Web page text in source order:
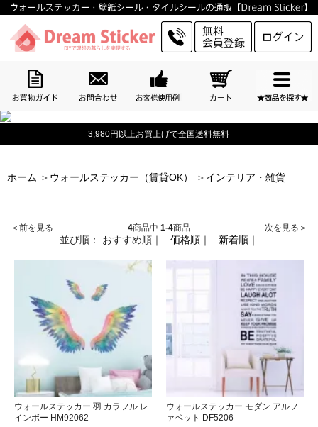
3,980円以上お買上げで全国送料無料
ホーム ＞ ウォールステッカー（賃貸OK） ＞ インテリア・雑貨
＜前を見る 4商品中 1-4商品 次を見る＞
並び順： おすすめ順 ｜ 価格順 ｜ 新着順 ｜
ウォールステッカー 羽 カラフル レ
インボー HM92062
ウォールステッカー モダン アルフ
ァベット DF5206